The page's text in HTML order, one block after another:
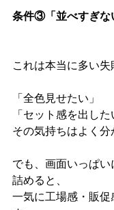
条件③「並べすぎな
これは本当に多い失
「全色見せたい」
「セット感を出した
その気持ちはよく分
でも、画面いっぱ
詰めると、
一気に工場感・販促